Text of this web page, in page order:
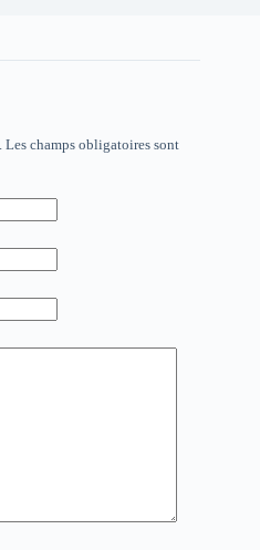
Les champs obligatoires sont